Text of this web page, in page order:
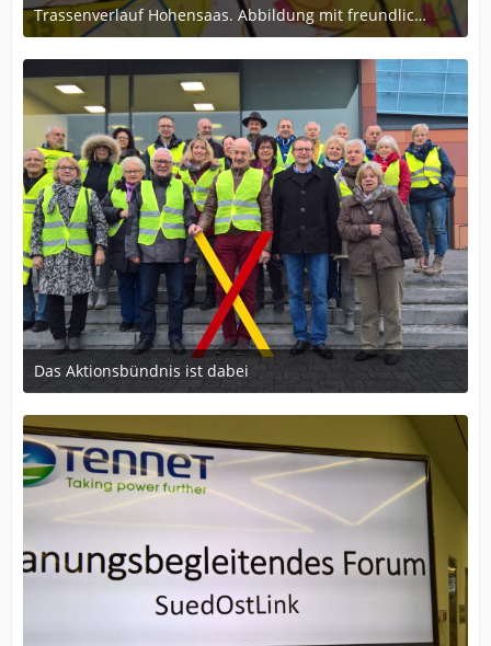
Trassenverlauf Hohensaas. Abbildung mit freundlicher Genehmigung der TenneT TSO GmbH
17. November 2017 um 14:17
Das Aktionsbündnis ist dabei
17. November 2017 um 14:17